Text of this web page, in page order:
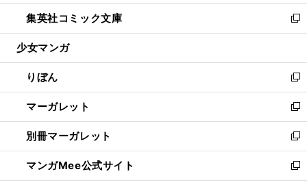
開
く
ウ
で
開
ン
ド
ウ
開
く
ウ
ィ
ン
ウ
で
開
く
し
い
ウ
ン
ド
ウ
で
開
く
集英社コミック文庫
新
し
ウ
ィ
ン
ド
ウ
で
開
く
少女マンガ
りぼん
新
し
い
ウ
ィ
ン
ド
ウ
マーガレット
新
し
い
ウ
ィ
ン
別冊マーガレット
新
し
い
ウ
マンガMee公式サイト
新
し